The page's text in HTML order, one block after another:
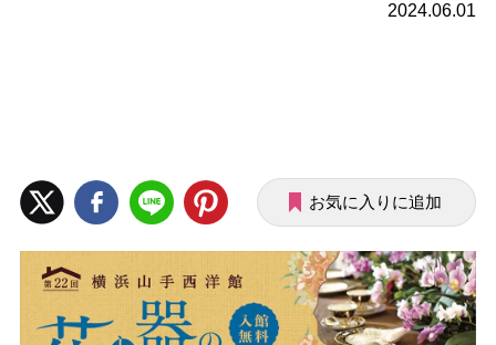
2024.06.01
お気に入りに追加